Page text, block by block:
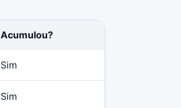
Acumulou?
Sim
Sim